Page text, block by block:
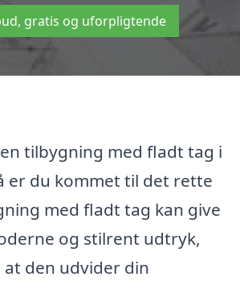
gratis og uforpligtende
tilbygning med fladt tag i
er du kommet til det rette
med fladt tag kan give
og stilrent udtryk,
den udvider din